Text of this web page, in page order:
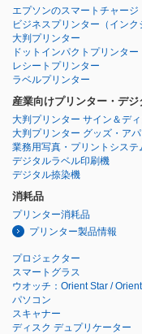
エプソンのスマートチャージ
ビジネスプリンター （イン
大判プリンター
ドットインパクトプリンター
レシートプリンター
ラベルプリンター
産業向けプリンター・デジ
大判プリンター サイン＆デ
大判プリンター グッズ・ア
業務用写真・プリントシステ
デジタルラベル印刷機
デジタル捺染機
消耗品
プリンター消耗品
プリンター製品情報
プロジェクター
スマートグラス
ウオッチ：Orient Star / Orient
パソコン
スキャナー
ディスク デュプリケーター